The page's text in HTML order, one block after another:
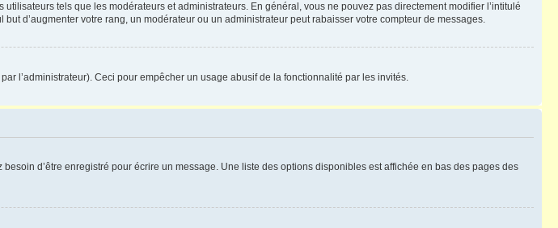
tels que les modérateurs et administrateurs. En général, vous ne pouvez pas directement modifier l’intitulé
d’augmenter votre rang, un modérateur ou un administrateur peut rabaisser votre compteur de messages.
l’administrateur). Ceci pour empêcher un usage abusif de la fonctionnalité par les invités.
d’être enregistré pour écrire un message. Une liste des options disponibles est affichée en bas des pages des